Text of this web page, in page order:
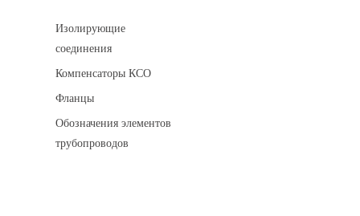
Изолирующие
соединения
Компенсаторы КСО
Фланцы
Обозначения элементов
трубопроводов